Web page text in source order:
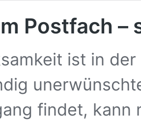
Postfach –
ist in
findet, kann